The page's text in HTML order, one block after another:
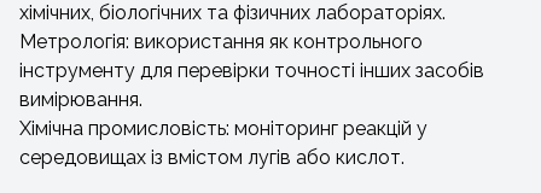
хімічних, біологічних та фізичних лабораторіях.
Метрологія: використання як контрольного
інструменту для перевірки точності інших засобів
вимірювання.
Хімічна промисловість: моніторинг реакцій у
середовищах із вмістом лугів або кислот.